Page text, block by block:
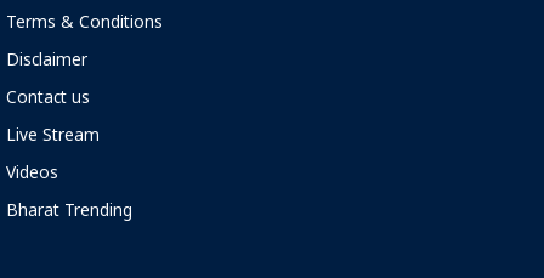
Terms & Conditions
Disclaimer
Contact us
Live Stream
Videos
Bharat Trending